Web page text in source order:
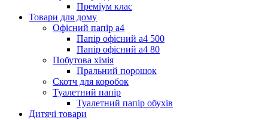
Преміум клас
Товари для дому
Офісний папір а4
Папір офісний а4 500
Папір офісний а4 80
Побутова хімія
Пральний порошок
Скотч для коробок
Туалетний папір
Туалетний папір обухів
Дитячі товари